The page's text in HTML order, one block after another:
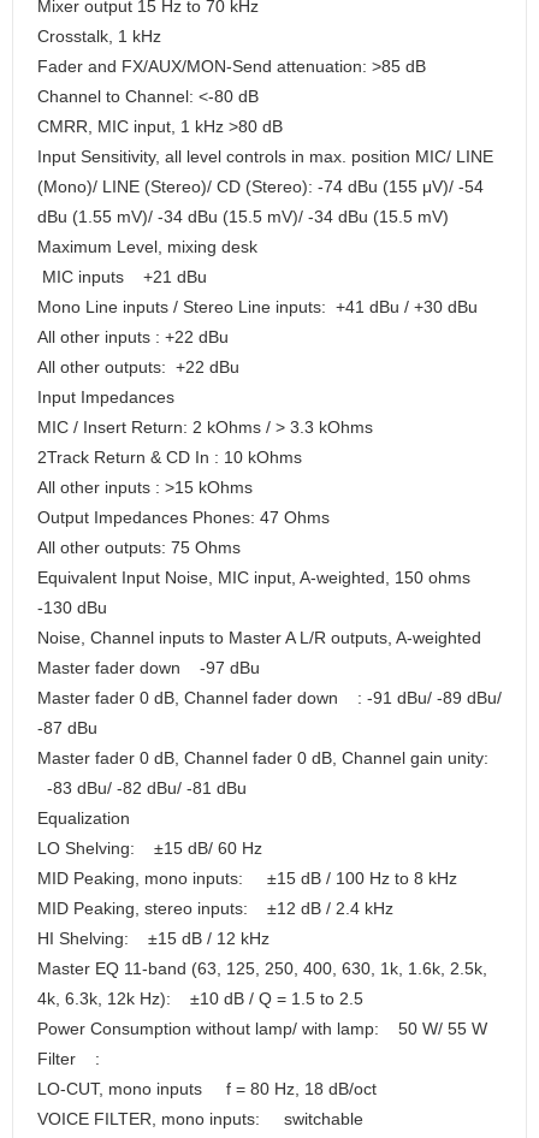
Mixer output 15 Hz to 70 kHz
Crosstalk, 1 kHz
Fader and FX/AUX/MON-Send attenuation: >85 dB
Channel to Channel: <-80 dB
CMRR, MIC input, 1 kHz >80 dB
Input Sensitivity, all level controls in max. position MIC/ LINE
(Mono)/ LINE (Stereo)/ CD (Stereo): -74 dBu (155 μV)/ -54
dBu (1.55 mV)/ -34 dBu (15.5 mV)/ -34 dBu (15.5 mV)
Maximum Level, mixing desk
MIC inputs +21 dBu
Mono Line inputs / Stereo Line inputs: +41 dBu / +30 dBu
All other inputs : +22 dBu
All other outputs: +22 dBu
Input Impedances
MIC / Insert Return: 2 kOhms / > 3.3 kOhms
2Track Return & CD In : 10 kOhms
All other inputs : >15 kOhms
Output Impedances Phones: 47 Ohms
All other outputs: 75 Ohms
Equivalent Input Noise, MIC input, A-weighted, 150 ohms
-130 dBu
Noise, Channel inputs to Master A L/R outputs, A-weighted
Master fader down -97 dBu
Master fader 0 dB, Channel fader down : -91 dBu/ -89 dBu/
-87 dBu
Master fader 0 dB, Channel fader 0 dB, Channel gain unity:
-83 dBu/ -82 dBu/ -81 dBu
Equalization
LO Shelving: ±15 dB/ 60 Hz
MID Peaking, mono inputs: ±15 dB / 100 Hz to 8 kHz
MID Peaking, stereo inputs: ±12 dB / 2.4 kHz
HI Shelving: ±15 dB / 12 kHz
Master EQ 11-band (63, 125, 250, 400, 630, 1k, 1.6k, 2.5k,
4k, 6.3k, 12k Hz): ±10 dB / Q = 1.5 to 2.5
Power Consumption without lamp/ with lamp: 50 W/ 55 W
Filter :
LO-CUT, mono inputs f = 80 Hz, 18 dB/oct
VOICE FILTER, mono inputs: switchable